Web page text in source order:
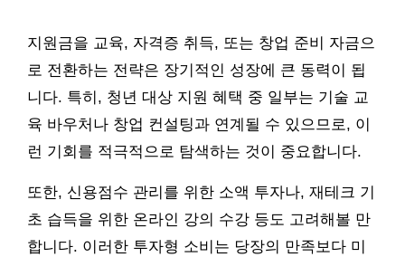
지원금을 교육, 자격증 취득, 또는 창업 준비 자금으
로 전환하는 전략은 장기적인 성장에 큰 동력이 됩
니다. 특히, 청년 대상 지원 혜택 중 일부는 기술 교
육 바우처나 창업 컨설팅과 연계될 수 있으므로, 이
런 기회를 적극적으로 탐색하는 것이 중요합니다.
또한, 신용점수 관리를 위한 소액 투자나, 재테크 기
초 습득을 위한 온라인 강의 수강 등도 고려해볼 만
합니다. 이러한 투자형 소비는 당장의 만족보다 미